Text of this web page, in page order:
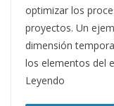
optimizar los
proyectos. Un
dimensión
los elementos del
Leyendo